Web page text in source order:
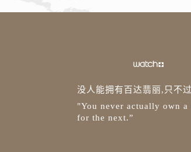
没人能拥有百达翡丽,只不
"You never actually own
for the next.”